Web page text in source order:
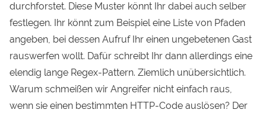
durchforstet. Diese Muster könnt Ihr dabei auch selber
festlegen. Ihr könnt zum Beispiel eine Liste von Pfaden
angeben, bei dessen Aufruf Ihr einen ungebetenen Gast
rauswerfen wollt. Dafür schreibt Ihr dann allerdings eine
elendig lange Regex-Pattern. Ziemlich unübersichtlich.
Warum schmeißen wir Angreifer nicht einfach raus,
wenn sie einen bestimmten HTTP-Code auslösen? Der